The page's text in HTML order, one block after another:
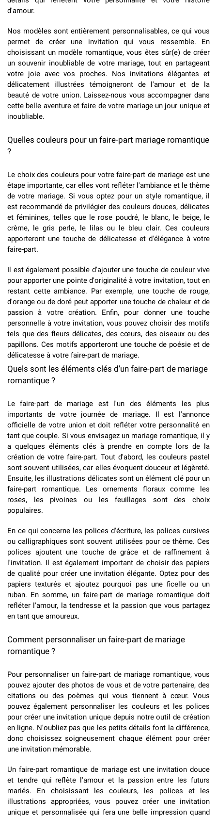
d'amour.
Nos modèles sont entièrement personnalisables, ce qui vous
permet de créer une invitation qui vous ressemble. En
choisissant un modèle romantique, vous êtes sûr(e) de créer
un souvenir inoubliable de votre mariage, tout en partageant
votre joie avec vos proches. Nos invitations élégantes et
délicatement illustrées témoigneront de l'amour et de la
beauté de votre union. Laissez-nous vous accompagner dans
cette belle aventure et faire de votre mariage un jour unique et
inoubliable.
Quelles couleurs pour un faire-part mariage romantique
?
Le choix des couleurs pour votre faire-part de mariage est une
étape importante, car elles vont refléter l'ambiance et le thème
de votre mariage. Si vous optez pour un style romantique, il
est recommandé de privilégier des couleurs douces, délicates
et féminines, telles que le rose poudré, le blanc, le beige, le
crème, le gris perle, le lilas ou le bleu clair. Ces couleurs
apporteront une touche de délicatesse et d'élégance à votre
faire-part.
Il est également possible d'ajouter une touche de couleur vive
pour apporter une pointe d'originalité à votre invitation, tout en
restant cette ambiance. Par exemple, une touche de rouge,
d'orange ou de doré peut apporter une touche de chaleur et de
passion à votre création. Enfin, pour donner une touche
personnelle à votre invitation, vous pouvez choisir des motifs
tels que des fleurs délicates, des cœurs, des oiseaux ou des
papillons. Ces motifs apporteront une touche de poésie et de
délicatesse à votre faire-part de mariage.
Quels sont les éléments clés d'un faire-part de mariage
romantique ?
Le faire-part de mariage est l'un des éléments les plus
importants de votre journée de mariage. Il est l'annonce
officielle de votre union et doit refléter votre personnalité en
tant que couple. Si vous envisagez un mariage romantique, il y
a quelques éléments clés à prendre en compte lors de la
création de votre faire-part. Tout d'abord, les couleurs pastel
sont souvent utilisées, car elles évoquent douceur et légèreté.
Ensuite, les illustrations délicates sont un élément clé pour un
faire-part romantique. Les ornements floraux comme les
roses, les pivoines ou les feuillages sont des choix
populaires.
En ce qui concerne les polices d'écriture, les polices cursives
ou calligraphiques sont souvent utilisées pour ce thème. Ces
polices ajoutent une touche de grâce et de raffinement à
l'invitation. Il est également important de choisir des papiers
de qualité pour créer une invitation élégante. Optez pour des
papiers texturés et ajoutez pourquoi pas une ficelle ou un
ruban. En somme, un faire-part de mariage romantique doit
refléter l'amour, la tendresse et la passion que vous partagez
en tant que amoureux.
Comment personnaliser un faire-part de mariage
romantique ?
Pour personnaliser un faire-part de mariage romantique, vous
pouvez ajouter des photos de vous et de votre partenaire, des
citations ou des poèmes qui vous tiennent à cœur. Vous
pouvez également personnaliser les couleurs et les polices
pour créer une invitation unique depuis notre outil de création
en ligne. N'oubliez pas que les petits détails font la différence,
donc choisissez soigneusement chaque élément pour créer
une invitation mémorable.
Un faire-part romantique de mariage est une invitation douce
et tendre qui reflète l'amour et la passion entre les futurs
mariés. En choisissant les couleurs, les polices et les
illustrations appropriées, vous pouvez créer une invitation
unique et personnalisée qui fera une belle impression quand